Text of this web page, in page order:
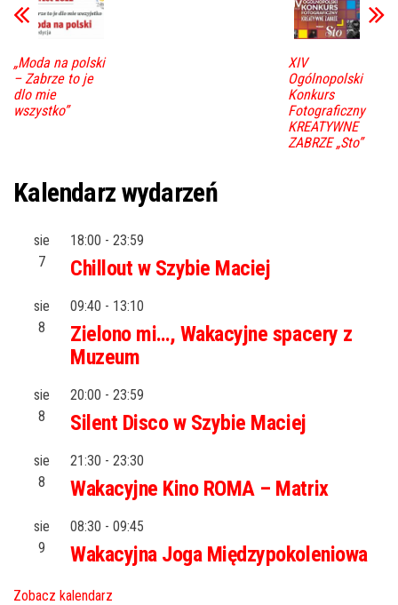
„Moda na polski
– Zabrze to je
dlo mie
wszystko”
XIV
Ogólnopolski
Konkurs
Fotograficzny
KREATYWNE
ZABRZE „Sto”
Kalendarz wydarzeń
sie
7
18:00 - 23:59
Chillout w Szybie Maciej
sie
8
09:40 - 13:10
Zielono mi…, Wakacyjne spacery z
Muzeum
sie
8
20:00 - 23:59
Silent Disco w Szybie Maciej
sie
8
21:30 - 23:30
Wakacyjne Kino ROMA – Matrix
sie
9
08:30 - 09:45
Wakacyjna Joga Międzypokoleniowa
Zobacz kalendarz